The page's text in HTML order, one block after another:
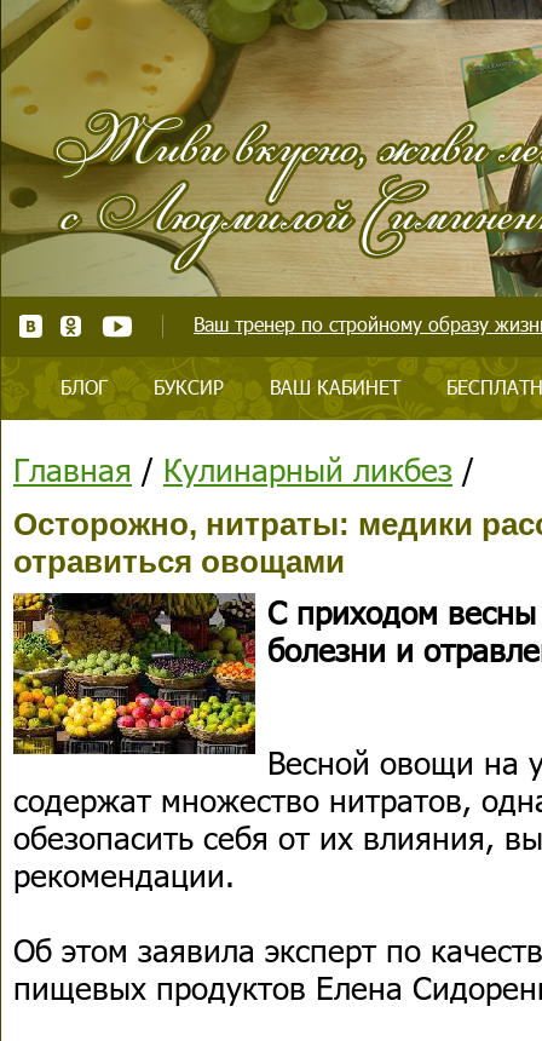
Ваш тренер по стройному образу
БЛОГ БУКСИР ВАШ КАБИНЕТ
Главная / Кулинарный ликбез /
Осторожно, нитраты: медики
отравиться овощами
С приходом
болезни и
Весной овощи на
содержат множество нитратов,
обезопасить себя от их влияния,
рекомендации.
Об этом заявила эксперт по
пищевых продуктов Елена